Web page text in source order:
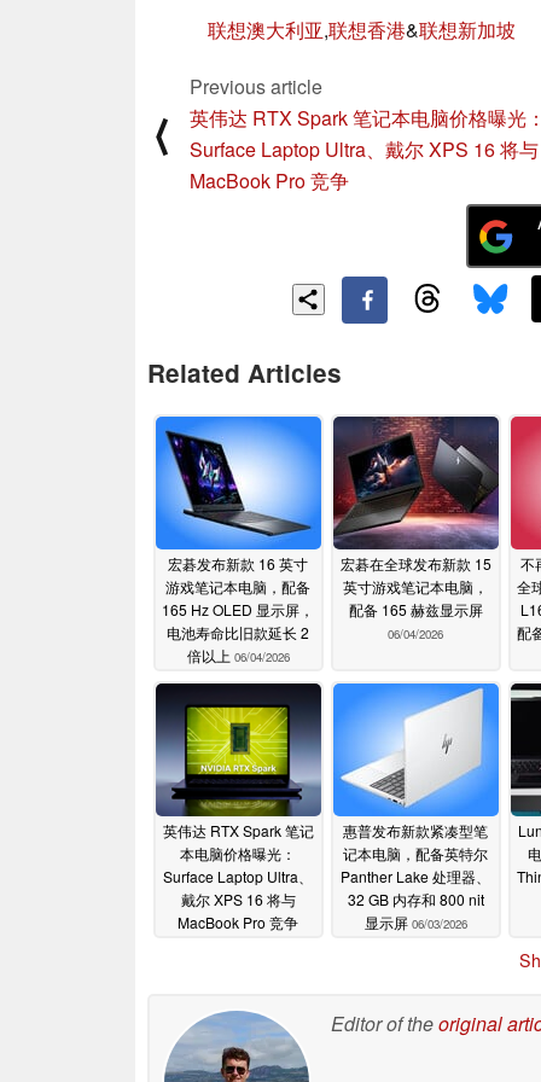
联想澳大利亚,联想香港&联想新加坡
⟨
Previous article
英伟达 RTX Spark 笔记本电脑价格曝光
Surface Laptop Ultra、戴尔 XPS 16 将与
MacBook Pro 竞争
Related Articles
宏碁发布新款 16 英寸
游戏笔记本电脑，配备
165 Hz OLED 显示屏，
电池寿命比旧款延长 2
倍以上 06/04/2026
宏碁在全球发布新款 15
英寸游戏笔记本电脑，
配备 165 赫兹显示屏
06/04/2026
不
全
配
英伟达 RTX Spark 笔记
本电脑价格曝光：
Surface Laptop Ultra、
戴尔 XPS 16 将与
MacBook Pro 竞争
惠普发布新款紧凑型笔
记本电脑，配备英特尔
Panther Lake 处理器、
32 GB 内存和 800 nit
显示屏 06/03/2026
Editor of theoriginal